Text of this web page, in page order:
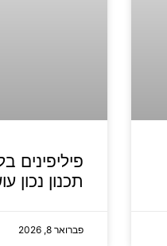
פיליפינים
תכנון
פברואר 8, 2026